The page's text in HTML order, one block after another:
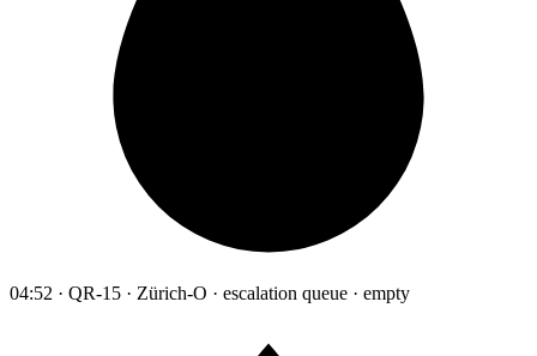
04:52 · QR-15 · Zürich-O · escalation queue · empty